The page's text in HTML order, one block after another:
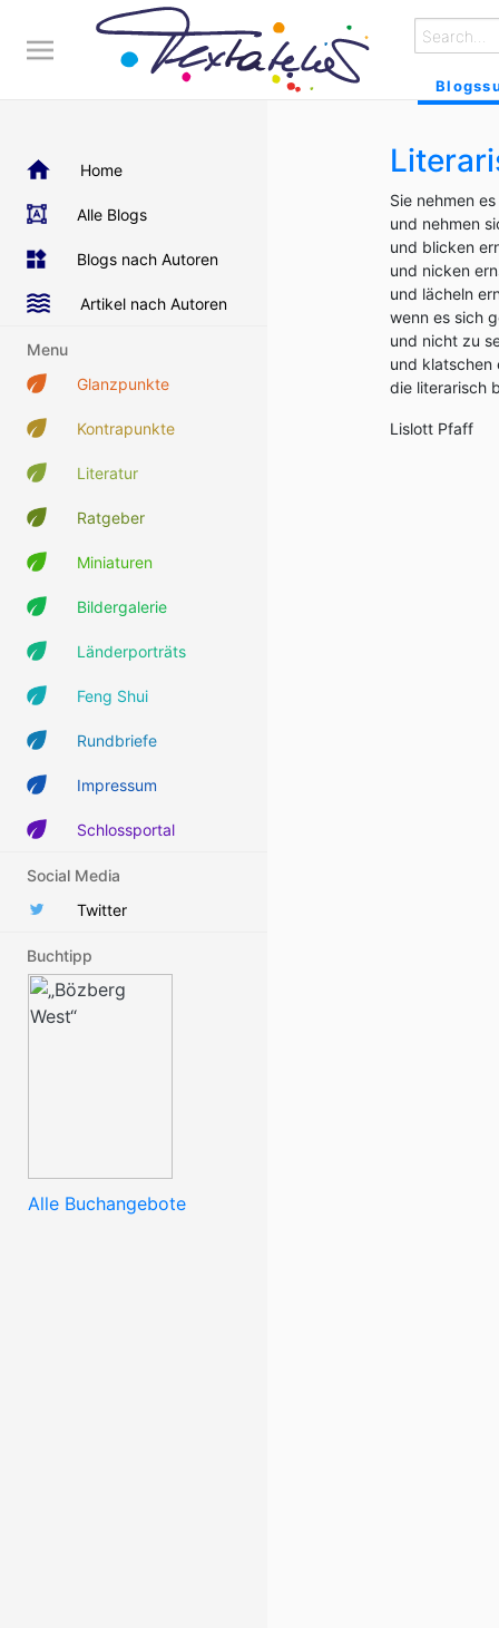
Home
Alle Blogs
Blogs nach Autoren
Artikel nach Autoren
Menu
Glanzpunkte
Kontrapunkte
Literatur
Ratgeber
Miniaturen
Bildergalerie
Länderporträts
Feng Shui
Rundbriefe
Impressum
Schlossportal
Social Media
Twitter
Buchtipp
Alle Buchangebote
Sie nehmen
und nehmen
und blicken
und nicken
und lächeln
wenn es sich
und nicht zu
und klatschen
die literarisch
Lislott Pfaff